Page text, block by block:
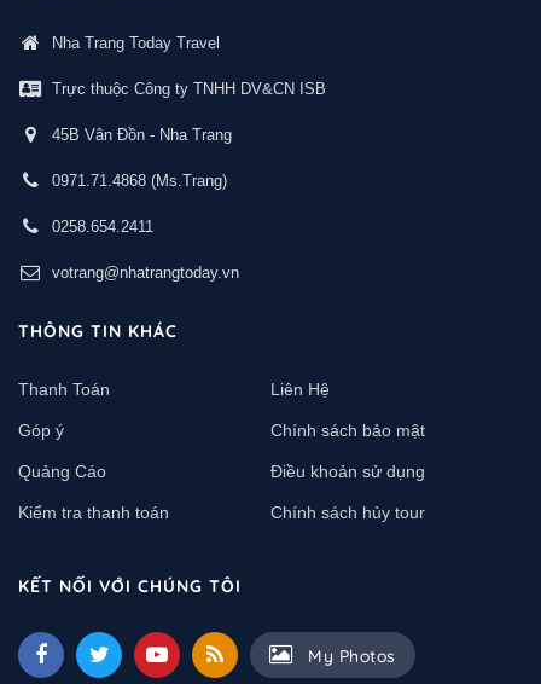
Nha Trang Today Travel
Trực thuộc Công ty TNHH DV&CN ISB
45B Vân Đồn - Nha Trang
0971.71.4868 (Ms.Trang)
0258.654.2411
votrang@nhatrangtoday.vn
THÔNG TIN KHÁC
Thanh Toán Liên Hệ
Góp ý Chính sách bảo mật
Quảng Cáo Điều khoản sử dụng
Kiểm tra thanh toán Chính sách hủy tour
KẾT NỐI VỚI CHÚNG TÔI
My Photos